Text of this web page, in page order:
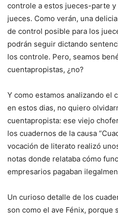
controle a estos jueces-parte y
jueces. Como verán, una
de control posible para los
podrán seguir dictando
los controle. Pero, seamos
cuentapropistas, ¿no?
Y como estamos analizando el
en estos dias, no quiero
cuentapropista: ese viejo
los cuadernos de la causa
vocación de literato realizó
notas donde relataba cómo
empresarios pagaban
Un curioso detalle de los
son como el ave Fénix, porque